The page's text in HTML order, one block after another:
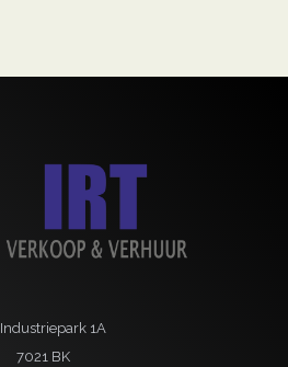
Industriepark 1A
7021 BK